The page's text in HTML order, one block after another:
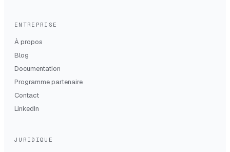
ENTREPRISE
À propos
Blog
Documentation
Programme partenaire
Contact
LinkedIn
JURIDIQUE